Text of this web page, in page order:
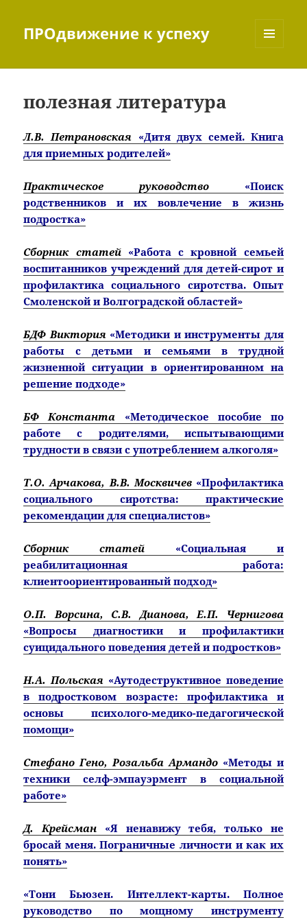
ПРОдвижение к успеху
полезная литература
Л.В. Петрановская «Дитя двух семей. Книга
для приемных родителей»
Практическое руководство
«Поиск
родственников и их вовлечение в жизнь
подростка»
Сборник статей «Работа с кровной семьей
воспитанников учреждений для детей-сирот и
профилактика социального сиротства. Опыт
Смоленской и Волгоградской областей»
БДФ Виктория «Методики и инструменты для
работы с детьми и семьями в трудной
жизненной ситуации в ориентированном на
решение подходе»
БФ Константа
«Методическое пособие по
работе с родителями, испытывающими
трудности в связи с употреблением алкоголя»
Т.О. Арчакова, В.В. Москвичев «Профилактика
социального сиротства: практические
рекомендации для специалистов»
Сборник статей
«Социальная и
реабилитационная работа:
клиентоориентированный подход»
О.П. Ворсина, С.В. Дианова, Е.П. Чернигова
«Вопросы диагностики и профилактики
суицидального поведения детей и подростков»
Н.А. Польская «Аутодеструктивное поведение
в подростковом возрасте: профилактика и
основы психолого-медико-педагогической
помощи»
Стефано Гено, Розальба Армандо «Методы и
техники селф-эмпауэрмент в социальной
работе»
Д. Крейсман
«Я ненавижу тебя, только не
бросай меня. Пограничные личности и как их
понять»
«Тони Бьюзен. Интеллект-карты. Полное
руководство по мощному инструменту